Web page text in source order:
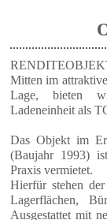
Mitten im
Lage, bieten
Ladeneinheit als
Das Objekt im
(Baujahr 1993)
Praxis vermietet.
Hierfür stehen
Lagerflächen,
Ausgestattet mit